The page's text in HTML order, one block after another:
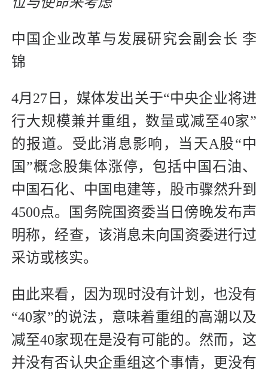
中国企业改革与发展研究会副会长 李
锦
4月27日，媒体发出关于“中央企业将进
行大规模兼并重组，数量或减至40家”
的报道。受此消息影响，当天A股“中
国”概念股集体涨停，包括中国石油、
中国石化、中国电建等，股市骤然升到
4500点。国务院国资委当日傍晚发布声
明称，经查，该消息未向国资委进行过
采访或核实。
由此来看，因为现时没有计划，也没有
“40家”的说法，意味着重组的高潮以及
减至40家现在是没有可能的。然而，这
并没有否认央企重组这个事情，更没有